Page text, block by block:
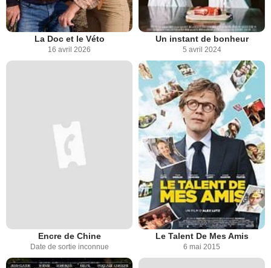
La Doc et le Véto
16 avril 2026
Un instant de bonheur
5 avril 2024
Encre de Chine
Date de sortie inconnue
Le Talent De Mes Amis
6 mai 2015